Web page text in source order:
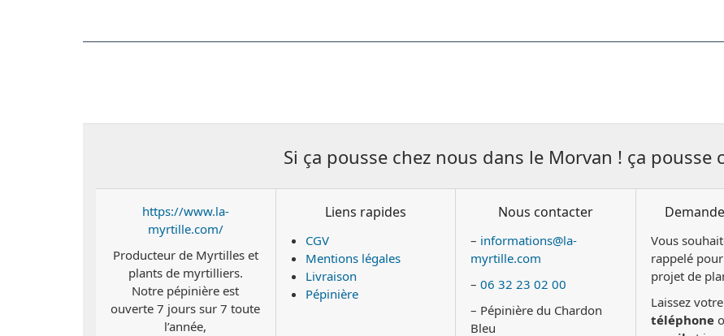
Si ça pousse chez nous dans le Morvan ! ça pousse
https://www.la-
myrtille.com/
Producteur de Myrtilles et
plants de myrtilliers.
Notre pépinière est
ouverte 7 jours sur 7 toute
l’année,
Liens rapides
CGV
Mentions légales
Livraison
Pépinière
Nous contacter
– informations@la-
myrtille.com
–06 32 23 02 00
– Pépinière du Chardon
Bleu
Vous
rappelé
projet de
Laissez votre
téléphone